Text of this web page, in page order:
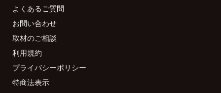
よくあるご質問
お問い合わせ
取材のご相談
利用規約
プライバシーポリシー
特商法表示